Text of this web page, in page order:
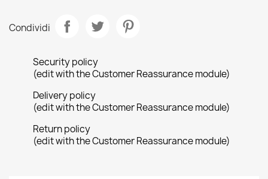
Condividi
Security policy
(edit with the Customer Reassurance module)
Delivery policy
(edit with the Customer Reassurance module)
Return policy
(edit with the Customer Reassurance module)